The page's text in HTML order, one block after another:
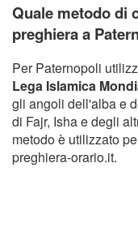
Quale metodo di
preghiera a
Per Paternopoli
Lega Islamica
gli angoli dell'alba e
di Fajr, Isha e degli
metodo è utilizzato
preghiera-orario.it.